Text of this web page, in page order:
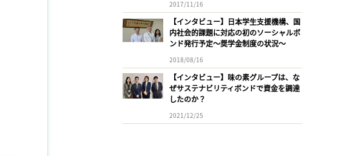
2017/11/16
【インタビュー】日本学生支援機構、国
内社会的課題に対応の初のソーシャルボ
ンド発行予定〜奨学金制度の状況〜
2018/08/16
【インタビュー】味の素グループは、な
ぜサステナビリティボンドで資金を調達
したのか？
2021/12/25